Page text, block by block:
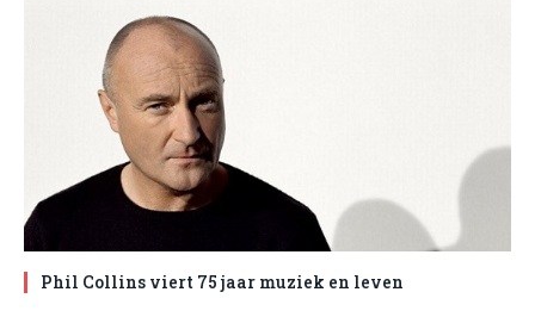
Phil Collins viert 75 jaar muziek en leven